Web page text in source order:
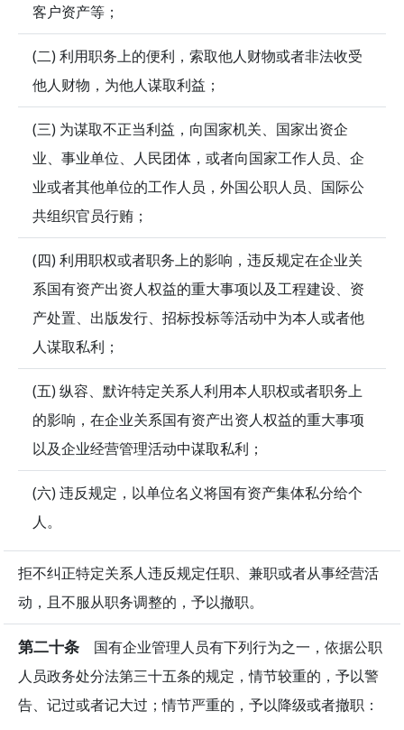
客户资产等；
(二) 利用职务上的便利，索取他人财物或者非法收受
他人财物，为他人谋取利益；
(三) 为谋取不正当利益，向国家机关、国家出资企
业、事业单位、人民团体，或者向国家工作人员、企
业或者其他单位的工作人员，外国公职人员、国际公
共组织官员行贿；
(四) 利用职权或者职务上的影响，违反规定在企业关
系国有资产出资人权益的重大事项以及工程建设、资
产处置、出版发行、招标投标等活动中为本人或者他
人谋取私利；
(五) 纵容、默许特定关系人利用本人职权或者职务上
的影响，在企业关系国有资产出资人权益的重大事项
以及企业经营管理活动中谋取私利；
(六) 违反规定，以单位名义将国有资产集体私分给个
人。
拒不纠正特定关系人违反规定任职、兼职或者从事经营活
动，且不服从职务调整的，予以撤职。
第二十条 国有企业管理人员有下列行为之一，依据公职
人员政务处分法第三十五条的规定，情节较重的，予以警
告、记过或者记大过；情节严重的，予以降级或者撤职：